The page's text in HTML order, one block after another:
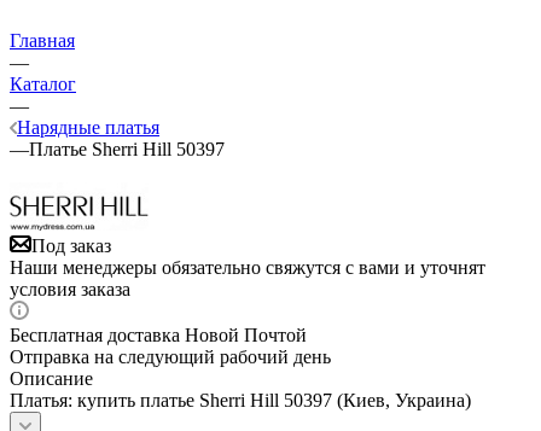
Главная
—
Каталог
—
Нарядные платья
—Платье Sherri Hill 50397
Под заказ
Наши менеджеры обязательно свяжутся с вами и уточнят
условия заказа
Бесплатная доставка Новой Почтой
Отправка на следующий рабочий день
Описание
Платья: купить платье Sherri Hill 50397 (Киев, Украина)